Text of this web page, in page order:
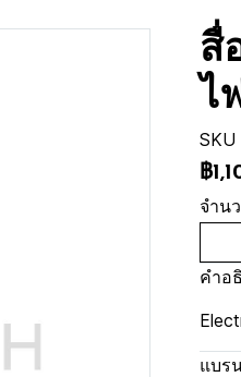
สื่
ไ
SKU
฿
จำน
คำอ
แบร